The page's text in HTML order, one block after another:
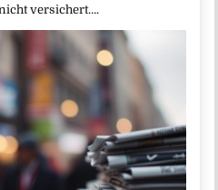
versichert….